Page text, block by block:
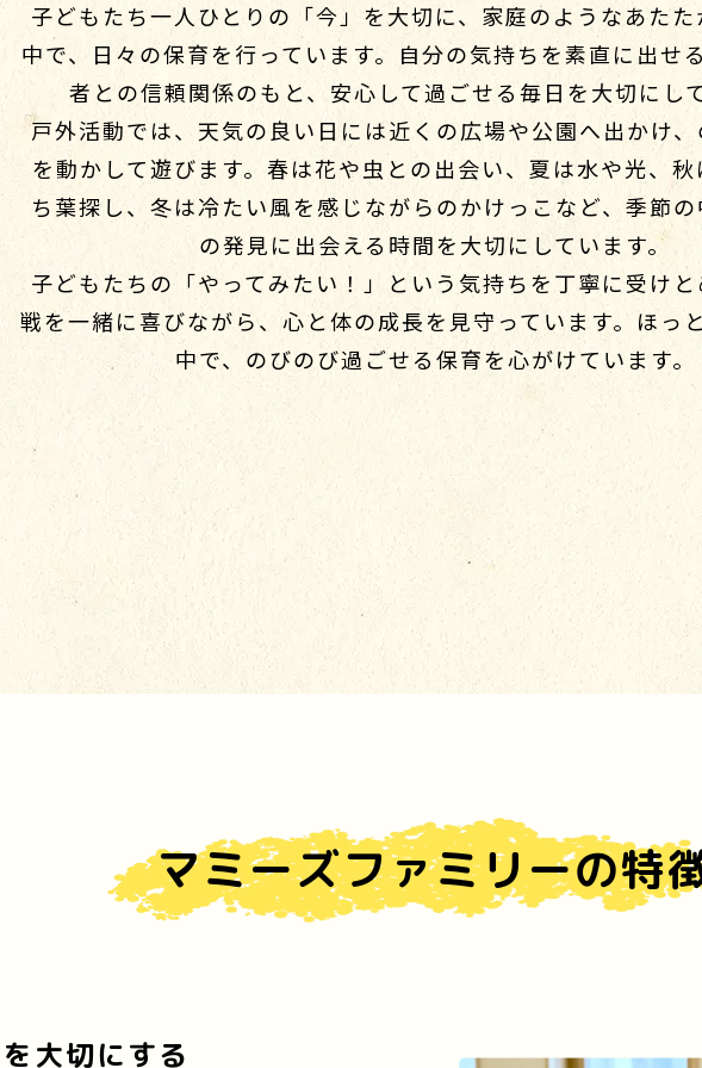
子どもたち一人ひとりの「今」を大切に、家庭のようなあた
中で、日々の保育を行っています。自分の気持ちを素直に出せ
者との信頼関係のもと、安心して過ごせる毎日を大切にし
戸外活動では、天気の良い日には近くの広場や公園へ出かけ
を動かして遊びます。春は花や虫との出会い、夏は水や光、
ち葉探し、冬は冷たい風を感じながらのかけっこなど、季節
の発見に出会える時間を大切にしています。
子どもたちの「やってみたい！」という気持ちを丁寧に受け
戦を一緒に喜びながら、心と体の成長を見守っています。ほっ
中で、のびのび過ごせる保育を心がけています。
マミーズファミリーの特
大切にする